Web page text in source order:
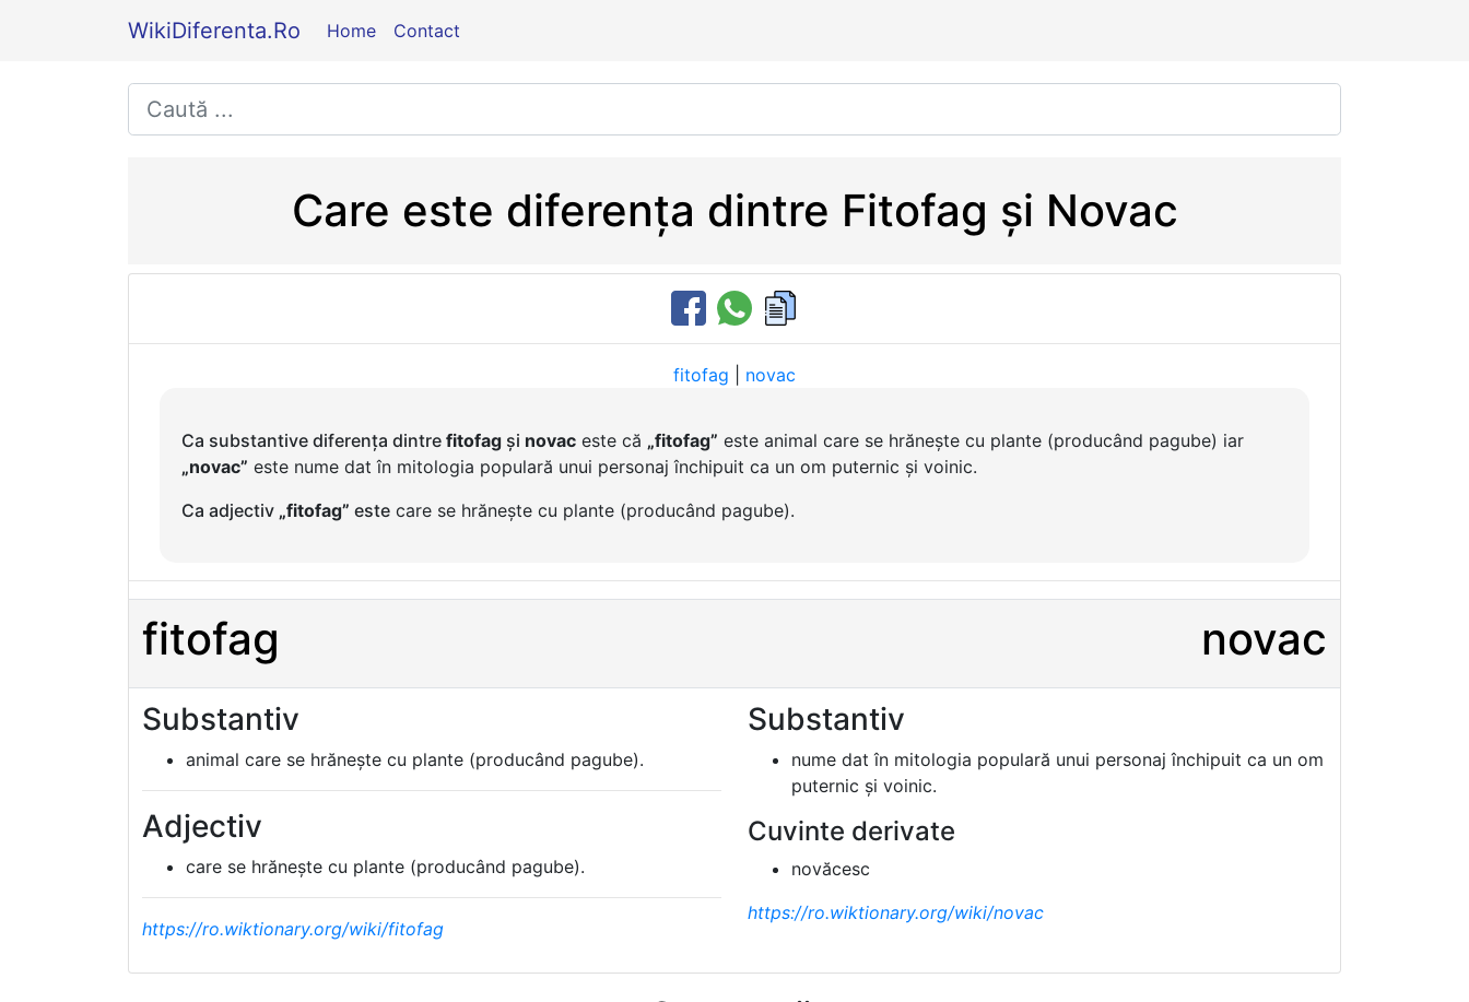
WikiDiferenta.Ro Home Contact
Care este diferența dintre Fitofag și Novac
fitofag novac
Ca substantive diferența dintre fitofag și novac este că „fitofag” este animal care se hrănește cu plante (producând pagube) iar
„novac” este nume dat în mitologia populară unui personaj închipuit ca un om puternic și voinic.
Ca adjectiv „fitofag” este care se hrănește cu plante (producând pagube).
fitofag novac
Substantiv
animal care se hrănește cu plante (producând pagube).
Adjectiv
care se hrănește cu plante (producând pagube).
https://ro.wiktionary.org/wiki/fitofag
Substantiv
nume dat în mitologia populară unui personaj închipuit ca un om
puternic și voinic.
Cuvinte derivate
novăcesc
https://ro.wiktionary.org/wiki/novac